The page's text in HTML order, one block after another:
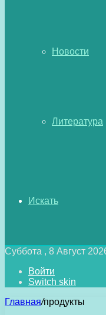
Новости
Литература
Искать
Суббота , 8 Август
Войти
Switch skin
Главная/продукты